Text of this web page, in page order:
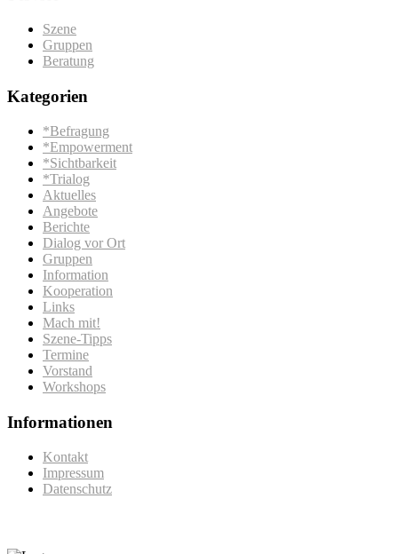
Szene
Gruppen
Beratung
Kategorien
*Befragung
*Empowerment
*Sichtbarkeit
*Trialog
Aktuelles
Angebote
Berichte
Dialog vor Ort
Gruppen
Information
Kooperation
Links
Mach mit!
Szene-Tipps
Termine
Vorstand
Workshops
Informationen
Kontakt
Impressum
Datenschutz